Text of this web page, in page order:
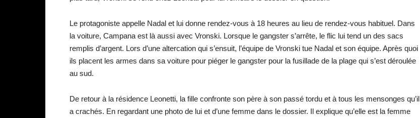
Le protagoniste appelle Nadal et lui donne rendez-vous à 18 heures au lieu de rendez-vous habituel. Dans
la voiture, Campana est là aussi avec Vronski. Lorsque le gangster s’arrête, le flic lui tend un des sacs
remplis d’argent. Lors d’une altercation qui s’ensuit, l’équipe de Vronski tue Nadal et son équipe. Après quoi
ils placent les armes dans sa voiture pour piéger le gangster pour la fusillade de la plage qui s’est déroulée
au sud.
De retour à la résidence Leonetti, la fille confronte son père à son passé tordu et à tous les mensonges qu’il
a crachés. En regardant une photo de lui et d’une femme dans le dossier. Il explique qu’elle est la femme